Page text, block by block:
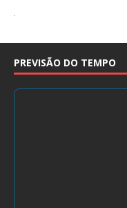
PREVISÃO DO TEMPO